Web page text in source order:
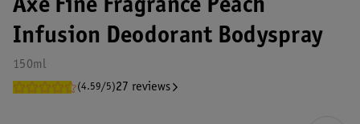
Axe Fine Fragrance Peach
Infusion Deodorant Bodyspray
150ml
(4.59/5)27 reviews